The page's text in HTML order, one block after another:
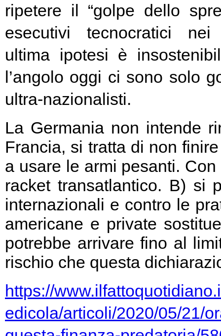
ripetere il “golpe dello
esecutivi tecnocratici
ultima ipotesi è
l’angolo oggi ci sono solo
ultra-nazionalisti.
La Germania non intende
Francia, si tratta di non
a usare le armi pesanti.
racket transatlantico. B) si
internazionali e contro le
americane e private
potrebbe arrivare fino al
rischio che questa
https://
edicola/articoli/2020/05/21/